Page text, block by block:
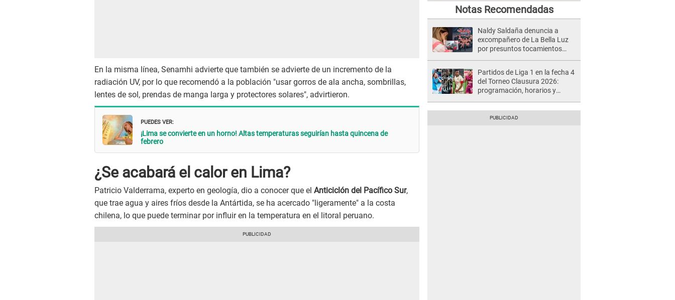
En la misma línea, Senamhi advierte que también se advierte de un incremento de la
radiación UV, por lo que recomendó a la población "usar gorros de ala ancha, sombrillas,
lentes de sol, prendas de manga larga y protectores solares", advirtieron.
PUEDES VER:
¡Lima se convierte en un horno! Altas temperaturas seguirían hasta quincena de
febrero
¿Se acabará el calor en Lima?
Patricio Valderrama, experto en geología, dio a conocer que el Anticiclón del Pacífico Sur,
que trae agua y aires fríos desde la Antártida, se ha acercado "ligeramente" a la costa
chilena, lo que puede terminar por influir en la temperatura en el litoral peruano.
Notas Recomendadas
Naldy Saldaña denuncia a
excompañero de La Bella Luz
por presuntos tocamientos
Partidos de Liga 1 en la fecha 4
del Torneo Clausura 2026:
programación, horarios y